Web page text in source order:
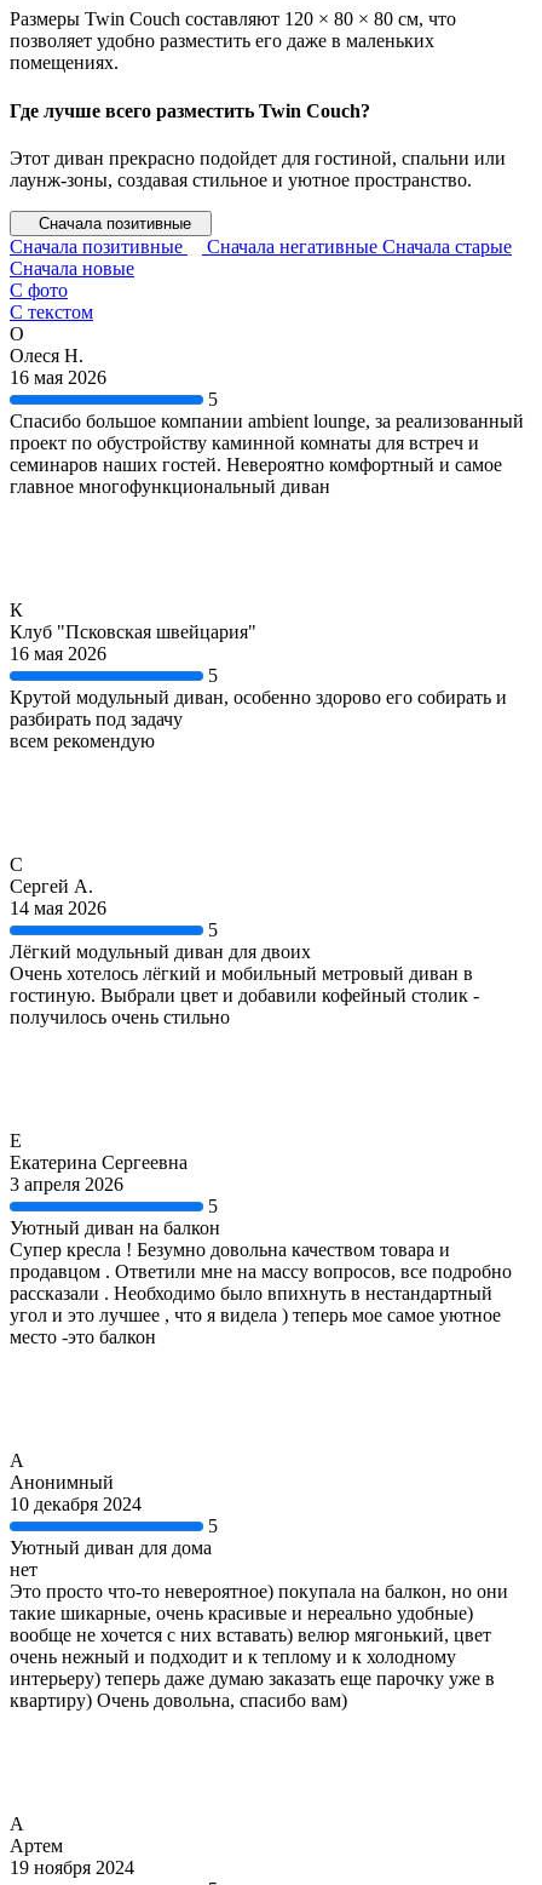
Размеры Twin Couch составляют 120 × 80 × 80 см, что
позволяет удобно разместить его даже в маленьких
помещениях.
Где лучше всего разместить Twin Couch?
Этот диван прекрасно подойдет для гостиной, спальни или
лаунж-зоны, создавая стильное и уютное пространство.
Сначала позитивные
Сначала позитивные Сначала негативные Сначала старые
Сначала новые
С фото
С текстом
О
Олеся Н.
16 мая 2026
5
Спасибо большое компании ambient lounge, за реализованный
проект по обустройству каминной комнаты для встреч и
семинаров наших гостей. Невероятно комфортный и самое
главное многофункциональный диван
К
Клуб "Псковская швейцария"
16 мая 2026
5
Крутой модульный диван, особенно здорово его собирать и
разбирать под задачу
всем рекомендую
С
Сергей А.
14 мая 2026
5
Лёгкий модульный диван для двоих
Очень хотелось лёгкий и мобильный метровый диван в
гостиную. Выбрали цвет и добавили кофейный столик -
получилось очень стильно
Е
Екатерина Сергеевна
3 апреля 2026
5
Уютный диван на балкон
Супер кресла ! Безумно довольна качеством товара и
продавцом . Ответили мне на массу вопросов, все подробно
рассказали . Необходимо было впихнуть в нестандартный
угол и это лучшее , что я видела ) теперь мое самое уютное
место -это балкон
А
Анонимный
10 декабря 2024
5
Уютный диван для дома
нет
Это просто что-то невероятное) покупала на балкон, но они
такие шикарные, очень красивые и нереально удобные)
вообще не хочется с них вставать) велюр мягонький, цвет
очень нежный и подходит и к теплому и к холодному
интерьеру) теперь даже думаю заказать еще парочку уже в
квартиру) Очень довольна, спасибо вам)
А
Артем
19 ноября 2024